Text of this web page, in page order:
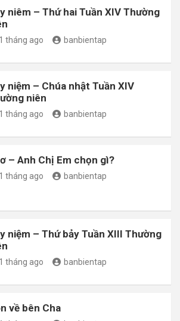
niêm – Thứ hai Tuần XIV Thường
1 tháng ago banbientap
niệm – Chúa nhật Tuần XIV
niên
1 tháng ago banbientap
– Anh Chị Em chọn gì?
1 tháng ago banbientap
niệm – Thứ bảy Tuần XIII Thường
1 tháng ago banbientap
về bên Cha